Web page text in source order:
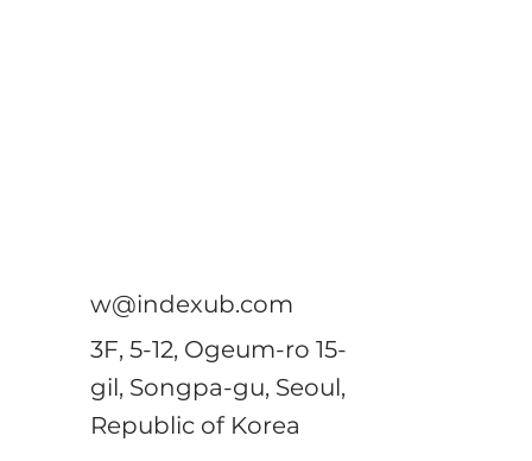
w@indexub.com
3F, 5-12, Ogeum-ro 15-
gil, Songpa-gu, Seoul,
Republic of Korea